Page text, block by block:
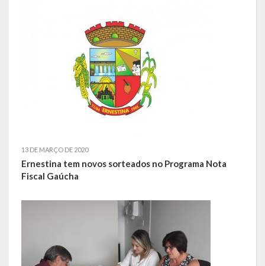
Escola Municipal De Ensino Fundamental João Alfredo Sachser
Escola Municipal De Ensino Fundamental Osvaldo Cruz
Saúde
13 DE MARÇO DE 2020
Ernestina tem novos sorteados no Programa Nota
Fiscal Gaúcha